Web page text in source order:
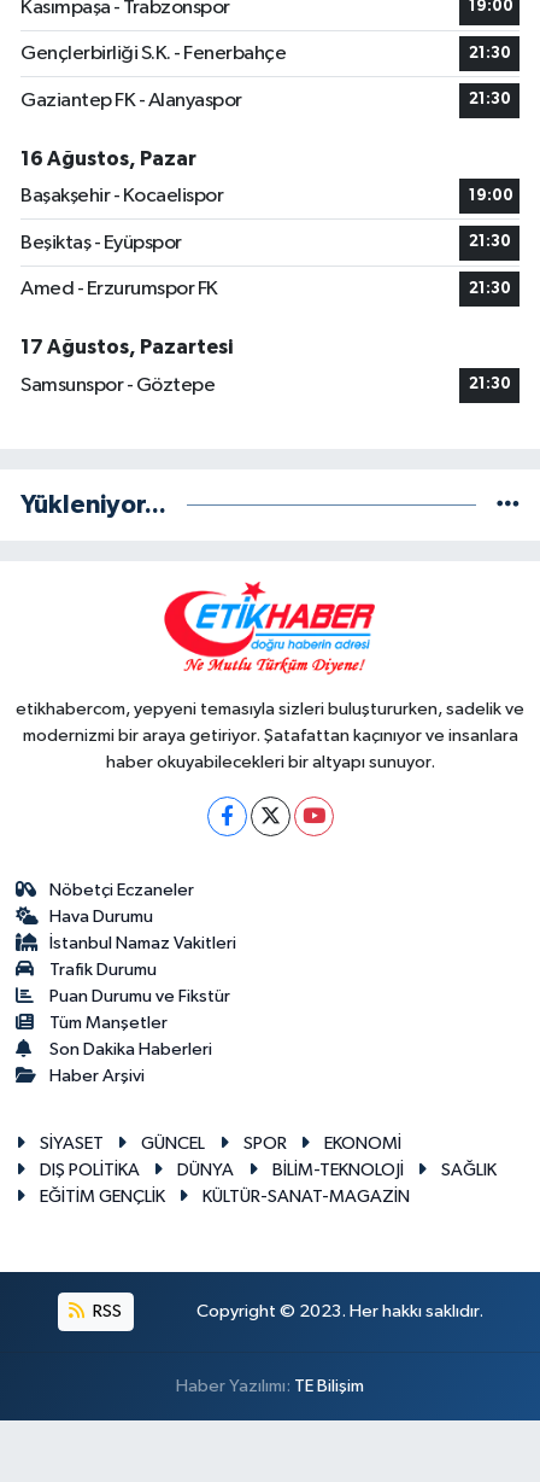
Kasımpaşa - Trabzonspor 19:00
Gençlerbirliği S.K. - Fenerbahçe 21:30
Gaziantep FK - Alanyaspor 21:30
16 Ağustos, Pazar
Başakşehir - Kocaelispor
19:00
Beşiktaş - Eyüpspor 21:30
Amed - Erzurumspor FK 21:30
17 Ağustos, Pazartesi
Samsunspor - Göztepe
21:30
Yükleniyor...
etikhabercom, yepyeni temasıyla sizleri buluştururken, sadelik ve
modernizmi bir araya getiriyor. Şatafattan kaçınıyor ve insanlara
haber okuyabilecekleri bir altyapı sunuyor.
Nöbetçi Eczaneler
Hava Durumu
İstanbul Namaz Vakitleri
Trafik Durumu
Puan Durumu ve Fikstür
Tüm Manşetler
Son Dakika Haberleri
Haber Arşivi
SİYASET GÜNCEL SPOR
EKONOMİ
DIŞ POLİTİKA
DÜNYA BİLİM-TEKNOLOJİ
SAĞLIK
EĞİTİM GENÇLİK
KÜLTÜR-SANAT-MAGAZİN
RSS Copyright © 2023. Her hakkı saklıdır.
Haber Yazılımı: TE Bilişim